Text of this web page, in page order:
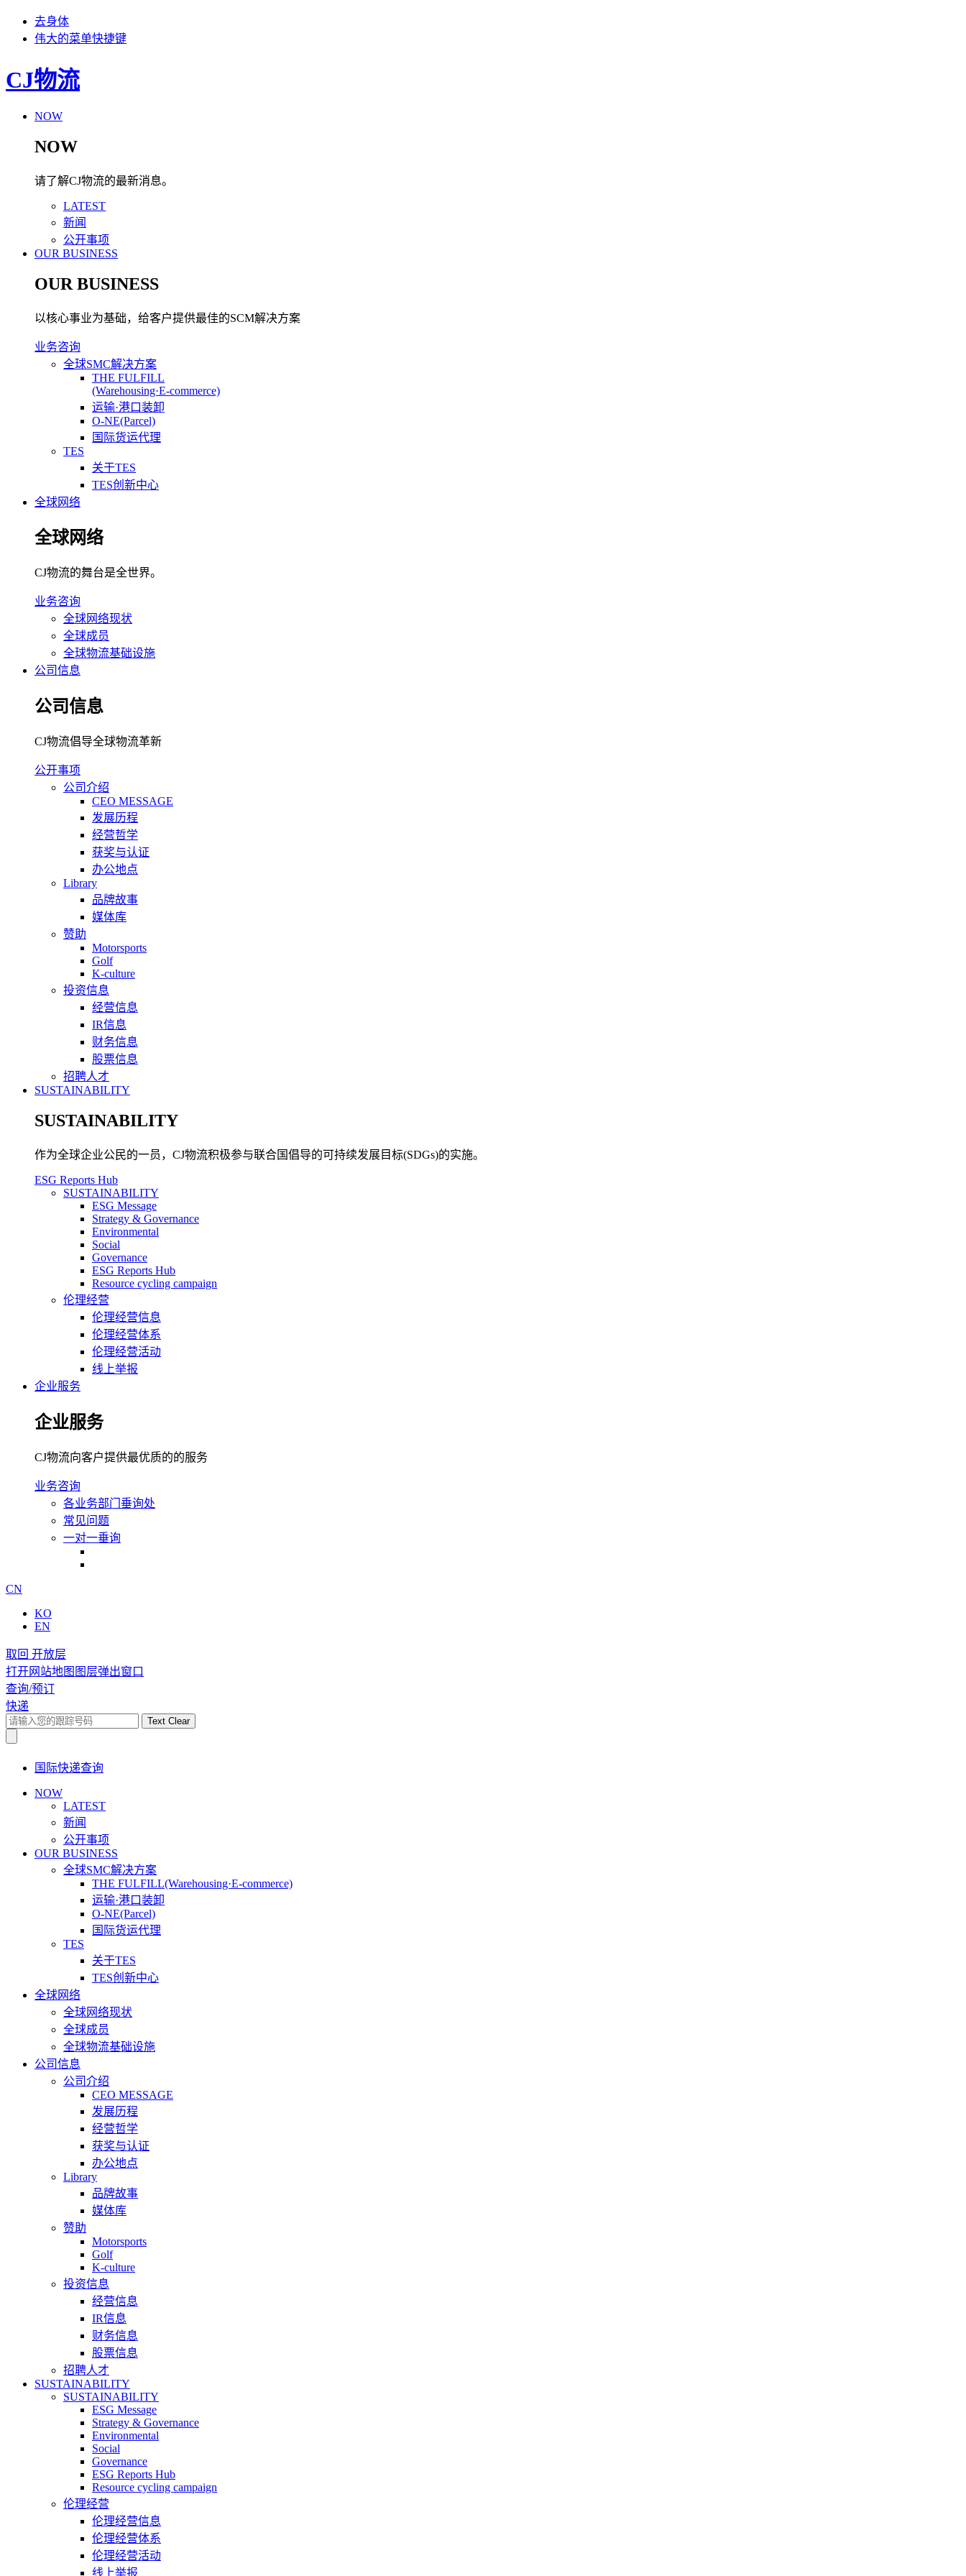
去身体
伟大的菜单快捷键
CJ物流
NOW
NOW
请了解CJ物流的最新消息。
LATEST
新闻
公开事项
OUR BUSINESS
OUR BUSINESS
以核心事业为基础，给客户提供最佳的SCM解决方案
业务咨询
全球SMC解决方案
THE FULFILL
(Warehousing·E-commerce)
运输·港口装卸
O-NE(Parcel)
国际货运代理
TES
关于TES
TES创新中心
全球网络
全球网络
CJ物流的舞台是全世界。
业务咨询
全球网络现状
全球成员
全球物流基础设施
公司信息
公司信息
CJ物流倡导全球物流革新
公开事项
公司介绍
CEO MESSAGE
发展历程
经营哲学
获奖与认证
办公地点
Library
品牌故事
媒体库
赞助
Motorsports
Golf
K-culture
投资信息
经营信息
IR信息
财务信息
股票信息
招聘人才
SUSTAINABILITY
SUSTAINABILITY
作为全球企业公民的一员，CJ物流积极参与联合国倡导的可持续发展目标(SDGs)的实施。
ESG Reports Hub
SUSTAINABILITY
ESG Message
Strategy & Governance
Environmental
Social
Governance
ESG Reports Hub
Resource cycling campaign
伦理经营
伦理经营信息
伦理经营体系
伦理经营活动
线上举报
企业服务
企业服务
CJ物流向客户提供最优质的的服务
业务咨询
各业务部门垂询处
常见问题
一对一垂询
CN
KO
EN
取回 开放层
打开网站地图图层弹出窗口
查询/预订
快递
Text Clear
国际快递查询
NOW
LATEST
新闻
公开事项
OUR BUSINESS
全球SMC解决方案
THE FULFILL(Warehousing·E-commerce)
运输·港口装卸
O-NE(Parcel)
国际货运代理
TES
关于TES
TES创新中心
全球网络
全球网络现状
全球成员
全球物流基础设施
公司信息
公司介绍
CEO MESSAGE
发展历程
经营哲学
获奖与认证
办公地点
Library
品牌故事
媒体库
赞助
Motorsports
Golf
K-culture
投资信息
经营信息
IR信息
财务信息
股票信息
招聘人才
SUSTAINABILITY
SUSTAINABILITY
ESG Message
Strategy & Governance
Environmental
Social
Governance
ESG Reports Hub
Resource cycling campaign
伦理经营
伦理经营信息
伦理经营体系
伦理经营活动
线上举报